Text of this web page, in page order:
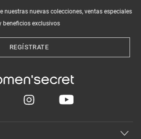
nuestras nuevas colecciones, ventas especiales
beneficios exclusivos
REGÍSTRATE